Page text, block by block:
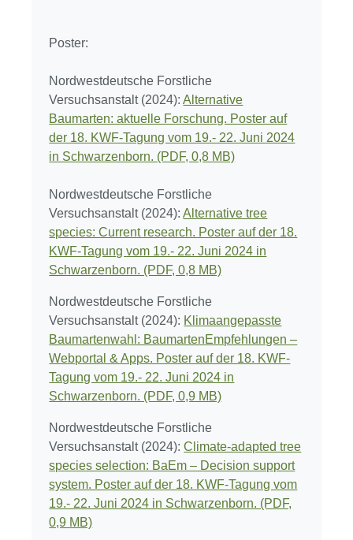
Poster:
Nordwestdeutsche Forstliche
Versuchsanstalt (2024):Alternative
Baumarten: aktuelle Forschung. Poster auf
der 18. KWF-Tagung vom 19.- 22. Juni 2024
in Schwarzenborn. (PDF, 0,8 MB)
Nordwestdeutsche Forstliche
Versuchsanstalt (2024):Alternative tree
species: Current research. Poster auf der 18.
KWF-Tagung vom 19.- 22. Juni 2024 in
Schwarzenborn. (PDF, 0,8 MB)
Nordwestdeutsche Forstliche
Versuchsanstalt (2024): Klimaangepasste
Baumartenwahl: BaumartenEmpfehlungen –
Webportal & Apps. Poster auf der 18. KWF-
Tagung vom 19.- 22. Juni 2024 in
Schwarzenborn. (PDF, 0,9 MB)
Nordwestdeutsche Forstliche
Versuchsanstalt (2024):Climate-adapted tree
species selection: BaEm – Decision support
system. Poster auf der 18. KWF-Tagung vom
19.- 22. Juni 2024 in Schwarzenborn. (PDF,
0,9 MB)